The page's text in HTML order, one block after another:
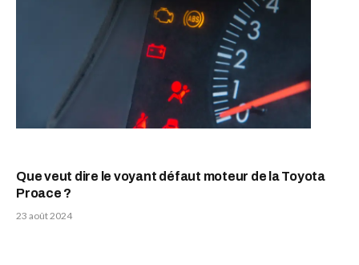
Que veut dire le voyant défaut moteur de la Toyota
Proace ?
23 août 2024